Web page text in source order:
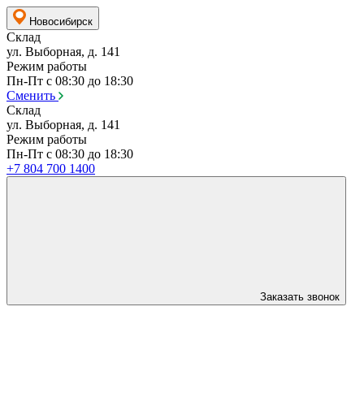
Новосибирск
Склад
ул. Выборная, д. 141
Режим работы
Пн-Пт с 08:30 до 18:30
Сменить
Склад
ул. Выборная, д. 141
Режим работы
Пн-Пт с 08:30 до 18:30
+7 804 700 1400
Заказать звонок